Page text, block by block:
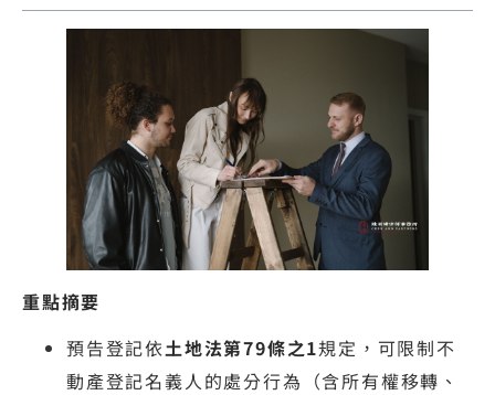
重點摘要
預告登記依土地法第79條之1規定，可限制不
動產登記名義人的處分行為（含所有權移轉、